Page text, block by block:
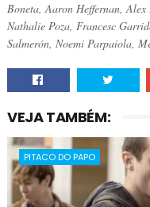
Boneta, Aaron Heffernan, Alex
Nathalie Poza, Francesc
Salmerón, Noemi Parpaiola,
VEJA TAMBÉM:
PITACO DO PAPO